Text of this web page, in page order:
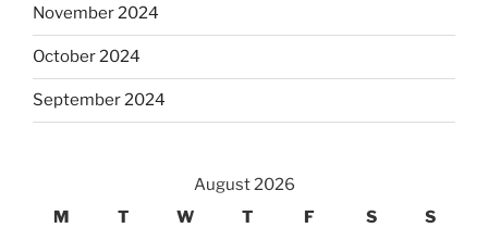
November 2024
October 2024
September 2024
August 2026
M
T W T F S S